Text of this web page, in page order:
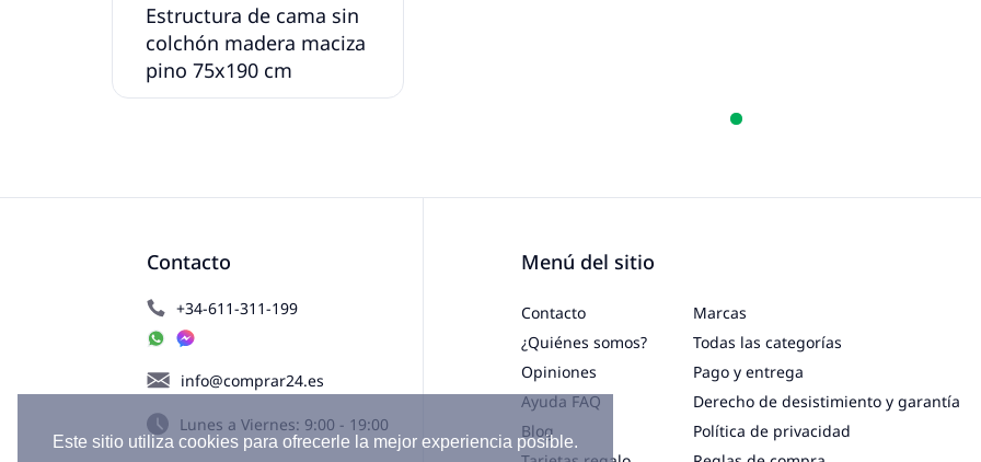
Este sitio utiliza cookies para ofrecerle la mejor experiencia posible.
Estructura de cama sin
colchón madera maciza
pino 75x190 cm
Contacto
+34-611-311-199
info@comprar24.es
Lunes a Viernes: 9:00 - 19:00
Menú del sitio
Contacto
¿Quiénes somos?
Opiniones
Ayuda FAQ
Blog
Marcas
Todas las categorías
Pago y entrega
Derecho de desistimiento y garantía
Política de privacidad